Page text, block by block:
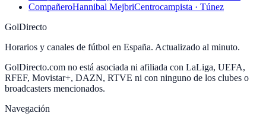
CompañeroHannibal MejbriCentrocampista · Túnez
GolDirecto
Horarios y canales de fútbol en España. Actualizado al minuto.
GolDirecto.com no está asociada ni afiliada con LaLiga, UEFA,
RFEF, Movistar+, DAZN, RTVE ni con ninguno de los clubes o
broadcasters mencionados.
Navegación